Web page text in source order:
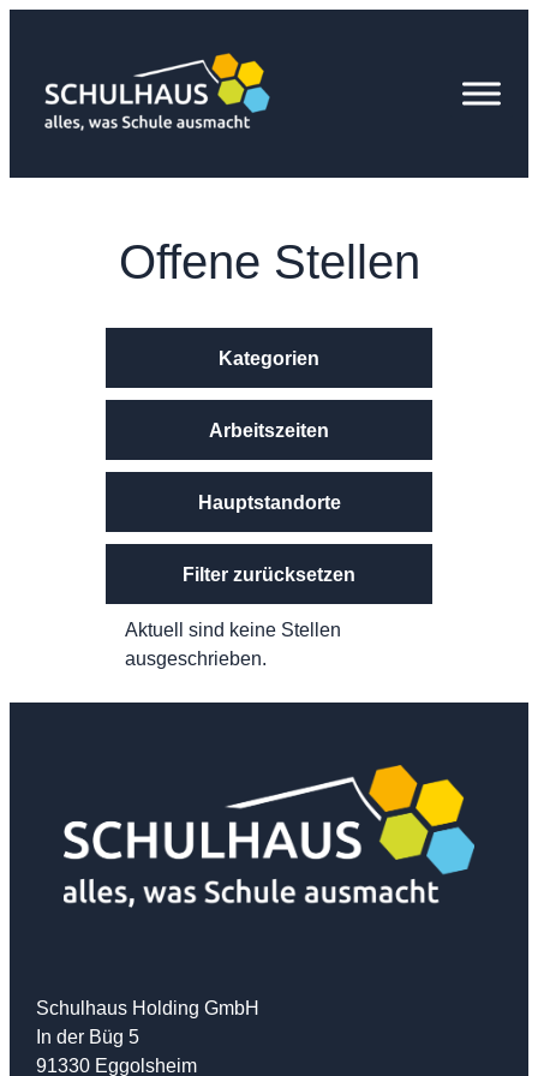
springen
Offene Stellen
Kategorien
Arbeitszeiten
Hauptstandorte
Filter zurücksetzen
Aktuell sind keine Stellen
ausgeschrieben.
Schulhaus Holding GmbH
In der Büg 5
91330 Eggolsheim